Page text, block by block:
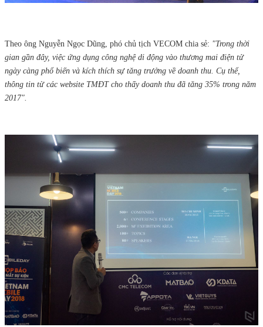
Theo ông Nguyễn Ngọc Dũng, phó chủ tịch VECOM chia sẻ: "Trong thời
gian gần đây, việc ứng dụng công nghệ di động vào thương mai điện tử
ngày càng phổ biến và kích thích sự tăng trưởng về doanh thu. Cụ thể,
thông tin từ các website TMĐT cho thấy doanh thu đã tăng 35% trong năm
2017".